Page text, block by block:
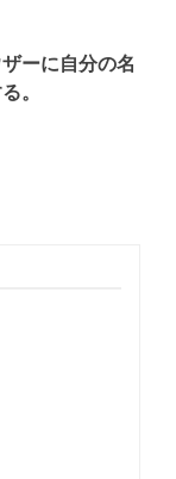
ーに自分の名
。